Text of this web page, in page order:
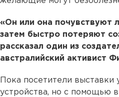
«Он или она почувствуют
затем быстро потеряют
рассказал один из
австралийский активист
Пока посетители
устройства, но с помощью